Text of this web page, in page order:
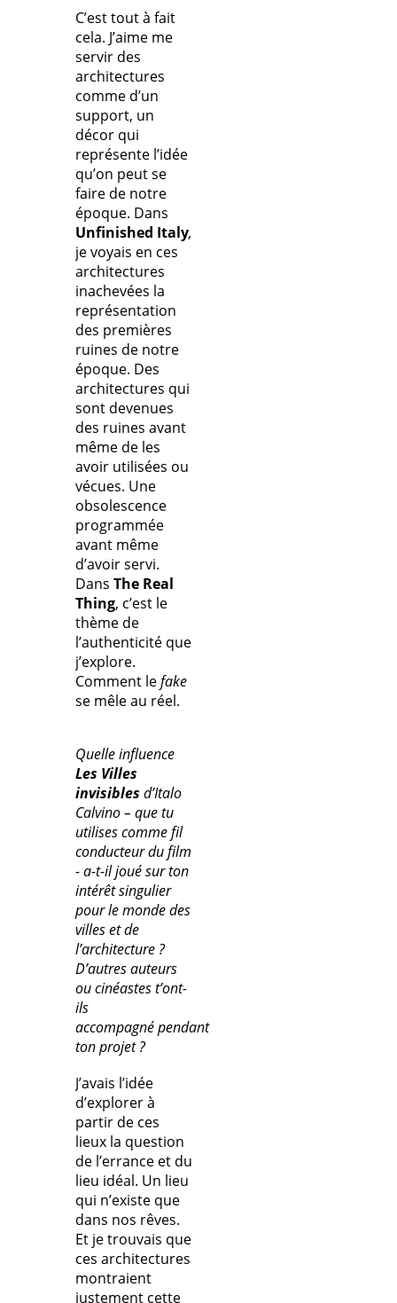
C’est tout à fait
cela. J’aime me
servir des
architectures
comme d’un
support, un
décor qui
représente l’idée
qu’on peut se
faire de notre
époque. Dans
Unfinished Italy,
je voyais en ces
architectures
inachevées la
représentation
des premières
ruines de notre
époque. Des
architectures qui
sont devenues
des ruines avant
même de les
avoir utilisées ou
vécues. Une
obsolescence
programmée
avant même
d’avoir servi.
Dans The Real
Thing, c’est le
thème de
l’authenticité que
j’explore.
Comment lefake
se mêle au réel.
Quelle influence
Les Villes
invisibles d’Italo
Calvino – que tu
utilises comme fil
conducteur du film
- a-t-il joué sur ton
intérêt singulier
pour le monde des
villes et de
l’architecture ?
D’autres auteurs
ou cinéastes t’ont-
ils
accompagné pendant
ton projet ?
J’avais l’idée
d’explorer à
partir de ces
lieux la question
de l’errance et du
lieu idéal. Un lieu
qui n’existe que
dans nos rêves.
Et je trouvais que
ces architectures
montraient
justement cette